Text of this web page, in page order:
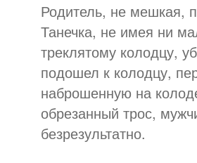
Родитель, не мешкая,
Танечка, не имея ни
треклятому колодцу,
подошел к колодцу,
наброшенную на
обрезанный трос,
безрезультатно.